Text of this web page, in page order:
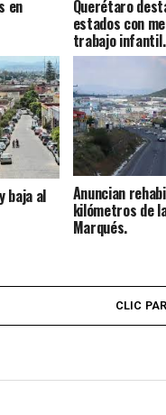
en Querétaro
estados con
trabajo infantil.
baja al Anuncian
kilómetros de
Marqués.
CLIC